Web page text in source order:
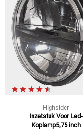
Highsider
Inzetstuk Voor Led-
Koplamp5,75 inch